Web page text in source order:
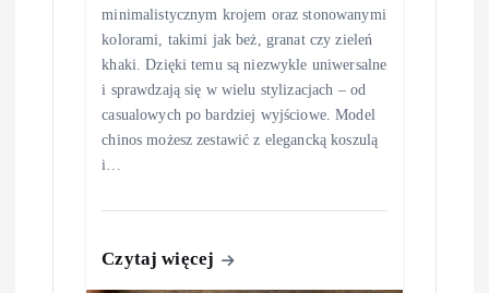
minimalistycznym krojem oraz stonowanymi
kolorami, takimi jak beż, granat czy zieleń
khaki. Dzięki temu są niezwykle uniwersalne
i sprawdzają się w wielu stylizacjach – od
casualowych po bardziej wyjściowe. Model
chinos możesz zestawić z elegancką koszulą
i…
Czytaj więcej